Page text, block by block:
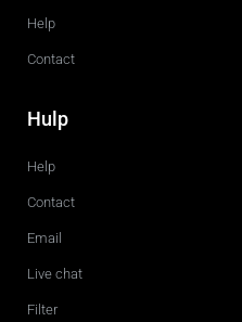
Help
Contact
Hulp
Help
Contact
Email
Live chat
Filter